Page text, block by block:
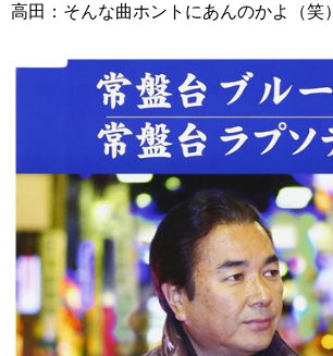
高田：そんな曲ホントにあんのかよ（笑）